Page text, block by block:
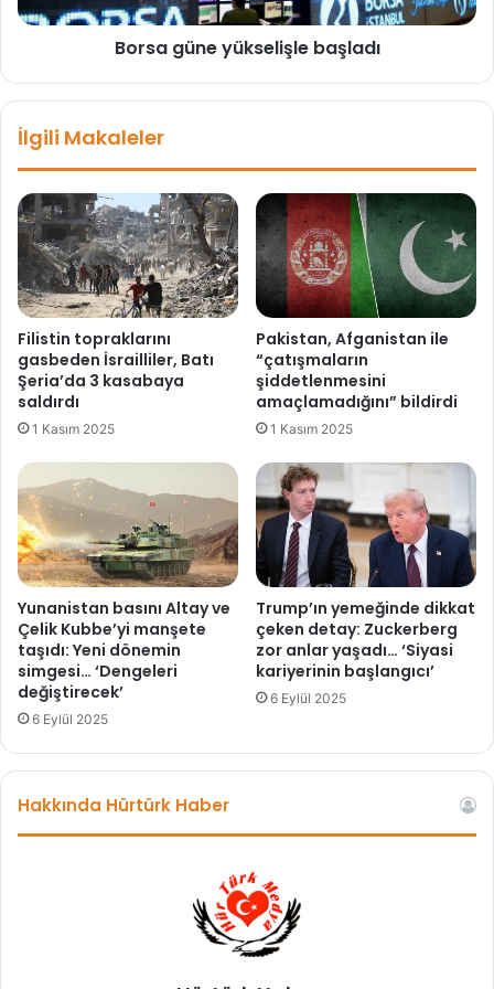
ü
i
d
a
K
l
s
i
'
e
6
b
i
n
z
i
y
a
r
e
e
ş
l
e
b
a
l
a
d
Borsa güne yükselişle başladı
İlgili Makaleler
Filistin topraklarını
gasbeden İsrailliler, Batı
Şeria’da 3 kasabaya
saldırdı
1 Kasım 2025
Pakistan, Afganistan ile
“çatışmaların
şiddetlenmesini
amaçlamadığını” bildirdi
1 Kasım 2025
Yunanistan basını Altay ve
Çelik Kubbe’yi manşete
taşıdı: Yeni dönemin
simgesi… ‘Dengeleri
değiştirecek’
6 Eylül 2025
Trump’ın yemeğinde dikkat
çeken detay: Zuckerberg
zor anlar yaşadı… ‘Siyasi
kariyerinin başlangıcı’
6 Eylül 2025
Hakkında Hürtürk Haber